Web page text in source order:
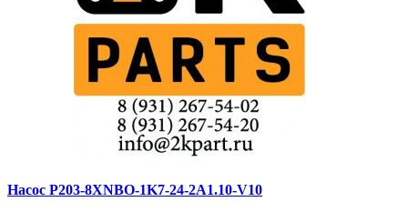
Насос P203-8XNBO-1K7-24-2A1.10-V10